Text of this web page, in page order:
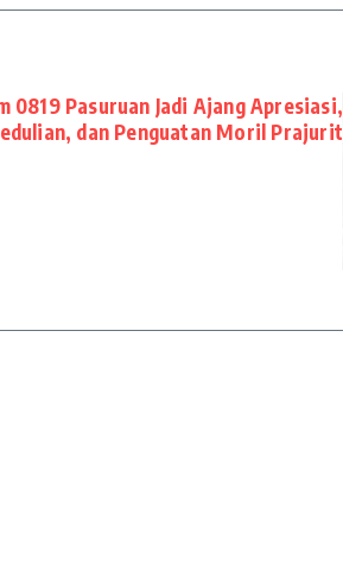
0819 Pasuruan Jadi Ajang Apresiasi,
dan Penguatan Moril Prajurit